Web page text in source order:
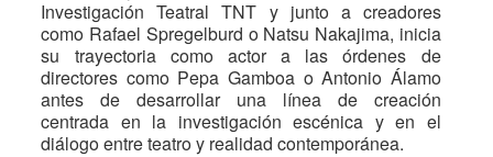
Investigación Teatral TNT y junto a creadores
como Rafael Spregelburd o Natsu Nakajima, inicia
su trayectoria como actor a las órdenes de
directores como Pepa Gamboa o Antonio Álamo
antes de desarrollar una línea de creación
centrada en la investigación escénica y en el
diálogo entre teatro y realidad contemporánea.